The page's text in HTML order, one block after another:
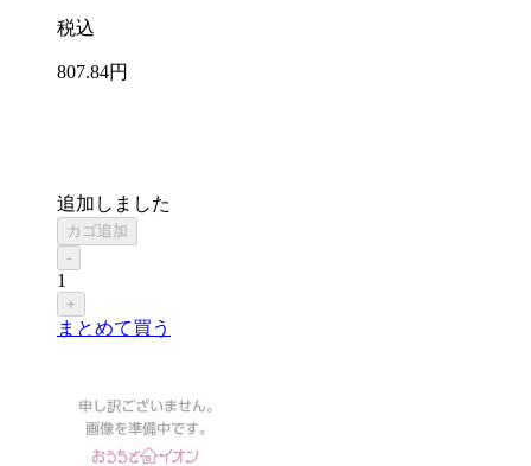
税込
807.84円
追加しました
カゴ追加
-
1
+
まとめて買う